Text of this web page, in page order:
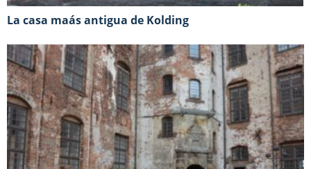
La casa maás antigua de Kolding